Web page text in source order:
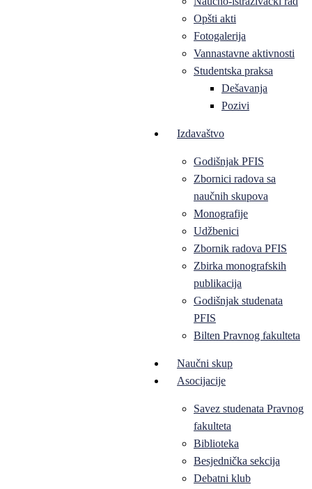
Opšti akti
Fotogalerija
Vannastavne aktivnosti
Studentska praksa
Dešavanja
Pozivi
Izdavaštvo
Godišnjak PFIS
Zbornici radova sa
naučnih skupova
Monografije
Udžbenici
Zbornik radova PFIS
Zbirka monografskih
publikacija
Godišnjak studenata
PFIS
Bilten Pravnog fakulteta
Naučni skup
Asocijacije
Savez studenata Pravnog
fakulteta
Biblioteka
Besjednička sekcija
Debatni klub